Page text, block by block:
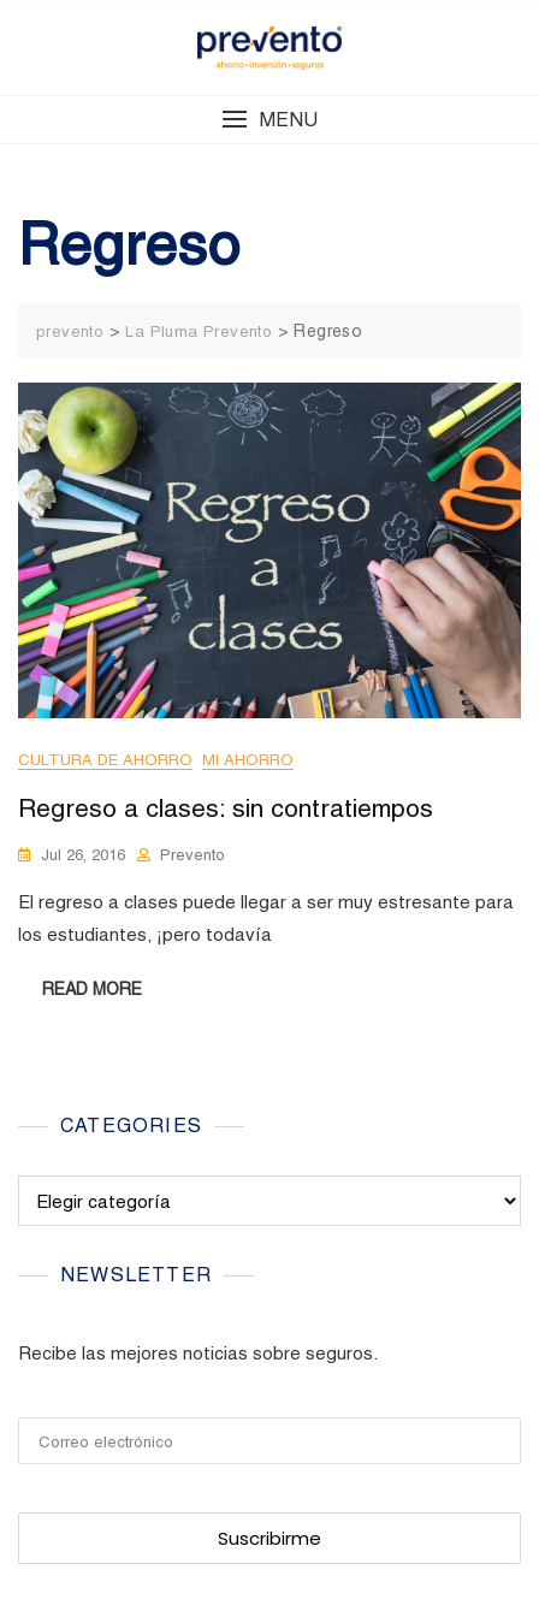
MENU
Regreso
prevento > La Pluma Prevento > Regreso
CULTURA DE AHORRO MI AHORRO
Regreso a clases: sin contratiempos
Jul 26, 2016 Prevento
El regreso a clases puede llegar a ser muy estresante para
los estudiantes, ¡pero todavía
READ MORE
CATEGORIES
NEWSLETTER
Recibe las mejores noticias sobre seguros.